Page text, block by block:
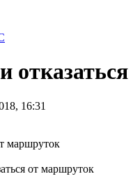
16:31
от маршруток